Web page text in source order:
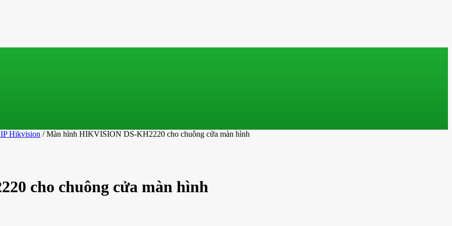
Hikvision / Màn hình HIKVISION DS-KH2220 cho chuông cửa màn hình
cho chuông cửa màn hình